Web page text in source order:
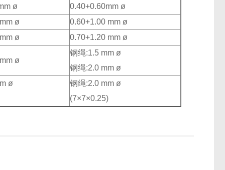
ø
0.40+0.60mm ø
ø
0.60+1.00 mm ø
ø
0.70+1.20 mm ø
ø
钢绳:1.5 mm ø
钢绳:2.0 mm ø
ø
钢绳:2.0 mm ø
(7×7×0.25)